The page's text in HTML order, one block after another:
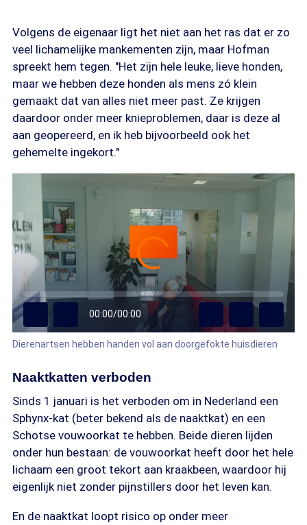
Volgens de eigenaar ligt het niet aan het ras dat er zo
veel lichamelijke mankementen zijn, maar Hofman
spreekt hem tegen. "Het zijn hele leuke, lieve honden,
maar we hebben deze honden als mens zó klein
gemaakt dat van alles niet meer past. Ze krijgen
daardoor onder meer knieproblemen, daar is deze al
aan geopereerd, en ik heb bijvoorbeeld ook het
gehemelte ingekort."
00:00/00:00
Dierenartsen hebben handen vol aan doorgefokte huisdieren
Naaktkatten verboden
Sinds 1 januari is het verboden om in Nederland een
Sphynx-kat (beter bekend als de naaktkat) en een
Schotse vouwoorkat te hebben. Beide dieren lijden
onder hun bestaan: de vouwoorkat heeft door het hele
lichaam een groot tekort aan kraakbeen, waardoor hij
eigenlijk niet zonder pijnstillers door het leven kan.
En de naaktkat loopt risico op onder meer